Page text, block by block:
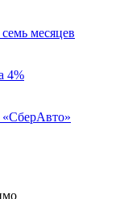
месяцев
4%
«СберАвто»